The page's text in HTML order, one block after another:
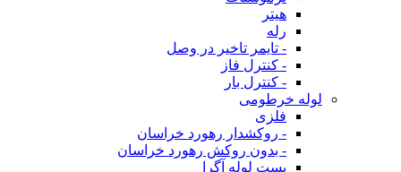
هیتر
رله
- تایمر تاخیر در وصل
- کنترل فاز
- کنترل بار
لوله خرطومی
فلزی
- روکشدار رهورد خراسان
- بدون روکش رهورد خراسان
بست لوله آگرا